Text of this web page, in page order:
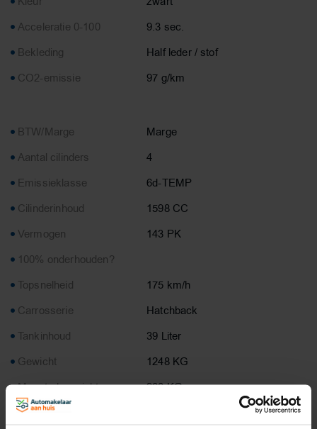
Acceleratie 0-100
9.3 sec.
Bekleding
Half leder / stof
CO2-emissie
97 g/km
BTW/Marge
Marge
Aantal cilinders
4
Emissieklasse
6d-TEMP
Cilinderinhoud
1598 CC
Vermogen
143 PK
100% onderhouden?
Topsnelheid
175 km/h
Carrosserie
Hatchback
Tankinhoud
39 Liter
Gewicht
1248 KG
Max. trekgewicht
900 KG
Laadvermogen